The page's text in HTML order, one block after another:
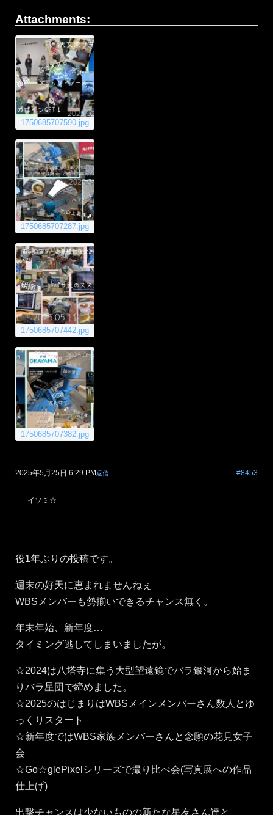
Attachments:
1750685707590.jpg
1750685707287.jpg
1750685707442.jpg
1750685707382.jpg
2025年5月25日 6:29 PM #8453
返信
イソミ☆
役1年ぶりの投稿です。
週末の好天に恵まれませんねぇ
WBSメンバーも勢揃いできるチャンス無く。
年末年始、新年度…
タイミング逃してしまいましたが。
☆2024は八塔寺に集う大型望遠鏡でバラ銀河から始ま
りバラ星団で締めました。
☆2025のはじまりはWBSメインメンバーさん数人とゆ
っくりスタート
☆新年度ではWBS家族メンバーさんと念願の花見女子
会
☆Go☆glePixelシリーズで撮り比べ会(写真展への作品
仕上げ)
出撃チャンスは少ないものの新たな星友さん達と